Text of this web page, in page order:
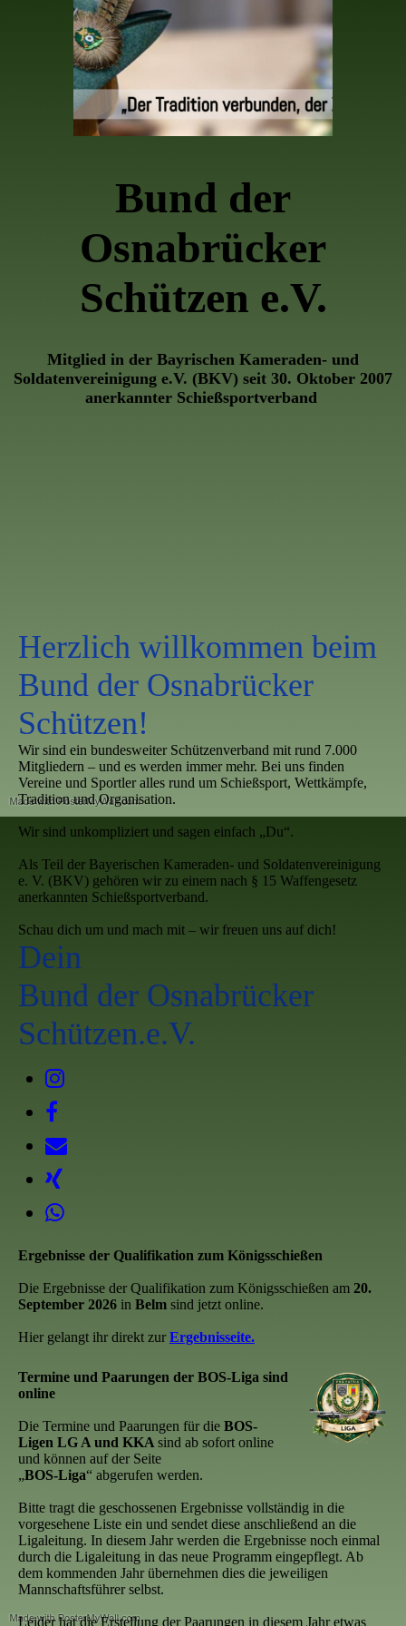
Bund der
Osnabrücker
Schützen e.V.
Mitglied in der Bayrischen Kameraden- und
Soldatenvereinigung e.V. (BKV) seit 30. Oktober 2007
anerkannter Schießsportverband
Herzlich willkommen beim
Bund der Osnabrücker
Schützen!
Wir sind ein bundesweiter Schützenverband mit rund 7.000
Mitgliedern – und es werden immer mehr. Bei uns finden
Vereine und Sportler alles rund um Schießsport, Wettkämpfe,
Tradition und Organisation.
Wir sind unkompliziert und sagen einfach „Du“.
Als Teil der Bayerischen Kameraden- und Soldatenvereinigung
e. V. (BKV) gehören wir zu einem nach § 15 Waffengesetz
anerkannten Schießsportverband.
Schau dich um und mach mit – wir freuen uns auf dich!
Dein
Bund der Osnabrücker
Schützen.e.V.
Ergebnisse der Qualifikation zum Königsschießen
Die Ergebnisse der Qualifikation zum Königsschießen am 20.
September 2026 in Belm sind jetzt online.
Hier gelangt ihr direkt zurErgebnisseite.
Termine und Paarungen der BOS-Liga sind
online
Die Termine und Paarungen für die BOS-
Ligen LG A und KKA sind ab sofort online
und können auf der Seite
„BOS-Liga“ abgerufen werden.
Bitte tragt die geschossenen Ergebnisse vollständig in die
vorgesehene Liste ein und sendet diese anschließend an die
Ligaleitung. In diesem Jahr werden die Ergebnisse noch einmal
durch die Ligaleitung in das neue Programm eingepflegt. Ab
dem kommenden Jahr übernehmen dies die jeweiligen
Mannschaftsführer selbst.
Leider hat die Erstellung der Paarungen in diesem Jahr etwas